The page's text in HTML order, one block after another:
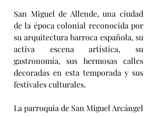
San Miguel de Allende, una ciudad
de la época colonial reconocida por
su arquitectura barroca española, su
activa escena artística, su
gastronomía, sus hermosas calles
decoradas en esta temporada y sus
festivales culturales.
La parroquia de San Miguel Arcángel